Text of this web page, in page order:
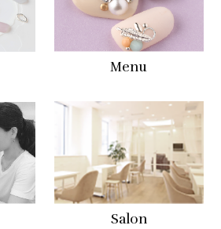
Menu
Salon